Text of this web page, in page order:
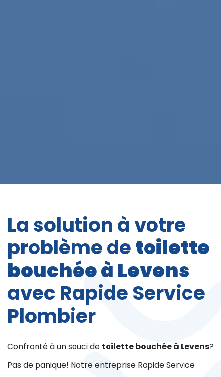
La solution à votre
problème detoilette
bouchée à Levens
avec Rapide Service
Plombier
Confronté à un souci de toilette bouchée à Levens?
Pas de panique! Notre entreprise Rapide Service